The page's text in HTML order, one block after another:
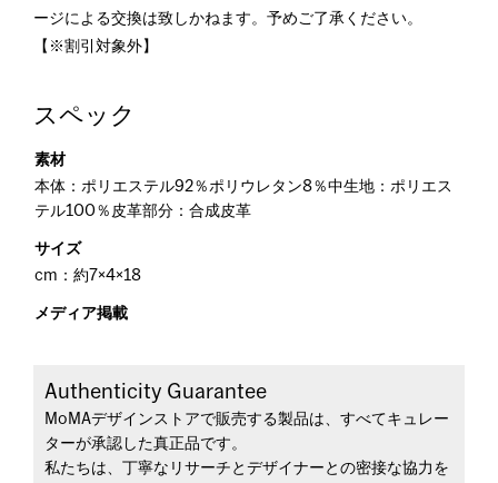
ージによる交換は致しかねます。予めご了承ください。
【※割引対象外】
スペック
素材
本体：ポリエステル92％ポリウレタン8％中生地：ポリエス
テル100％皮革部分：合成皮革
サイズ
cm：約7×4×18
メディア掲載
Authenticity Guarantee
MoMAデザインストアで販売する製品は、すべてキュレー
ターが承認した真正品です。
私たちは、丁寧なリサーチとデザイナーとの密接な協力を